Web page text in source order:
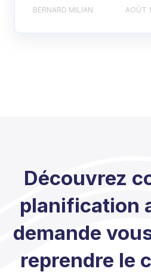
BERNARD MILIAN AOÛT
Découvrez
planification
demande
reprendre le